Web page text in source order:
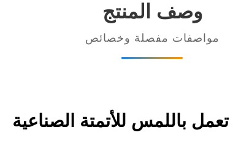
وصف المنتج
مواصفات مفصلة وخصائص